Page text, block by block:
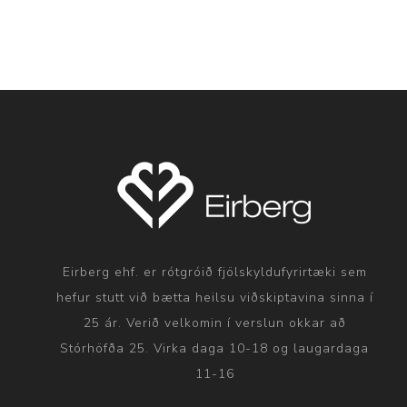
Eirberg ehf. er rótgróið fjölskyldufyrirtæki sem
hefur stutt við bætta heilsu viðskiptavina sinna í
25 ár. Verið velkomin í verslun okkar að
Stórhöfða 25. Virka daga 10-18 og laugardaga
11-16